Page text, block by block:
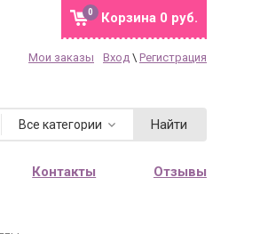
Корзина 0 руб.
0
Мои заказы Вход \ Регистрация
Все категории Найти
Контакты Отзывы